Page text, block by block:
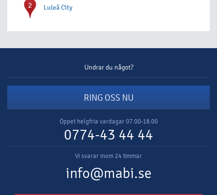
2 Luleå City
Undrar du något?
RING OSS NU
Öppet helgfria vardagar 07.00-18.00
0774-43 44 44
Vi svarar inom 24 timmar
info@mabi.se